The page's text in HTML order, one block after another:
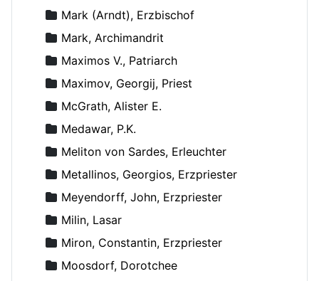
Mark (Arndt), Erzbischof
Mark, Archimandrit
Maximos V., Patriarch
Maximov, Georgij, Priest
McGrath, Alister E.
Medawar, P.K.
Meliton von Sardes, Erleuchter
Metallinos, Georgios, Erzpriester
Meyendorff, John, Erzpriester
Milin, Lasar
Miron, Constantin, Erzpriester
Moosdorf, Dorotchee